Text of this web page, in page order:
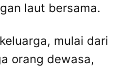
laut bersama.
mulai dari
orang dewasa,